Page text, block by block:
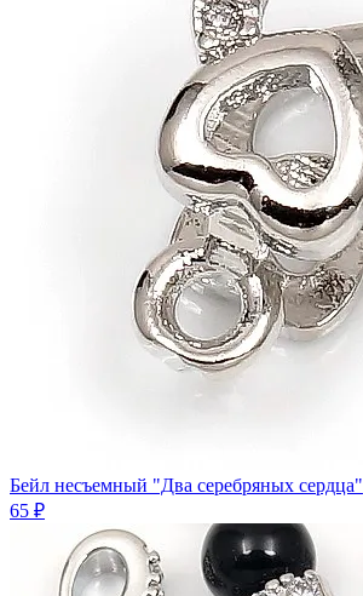
Бейл несъемный "Два серебряных сердца"
65 ₽